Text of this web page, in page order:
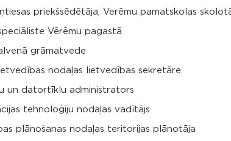
priekšsēdētāja, Verēmu pamatskolas
Vērēmu pagastā
grāmatvede
nodaļas lietvedības sekretāre
un datortīklu administrators
tehnoloģiju nodaļas vadītājs
plānošanas nodaļas teritorijas plānotāja